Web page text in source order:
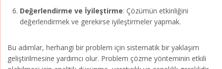
Değerlendirme ve İyileştirme: Çözümün etkinliğini
değerlendirmek ve gerekirse iyileştirmeler yapmak.
Bu adımlar, herhangi bir problem için sistematik bir yaklaşım
geliştirilmesine yardımcı olur. Problem çözme yönteminin etkili